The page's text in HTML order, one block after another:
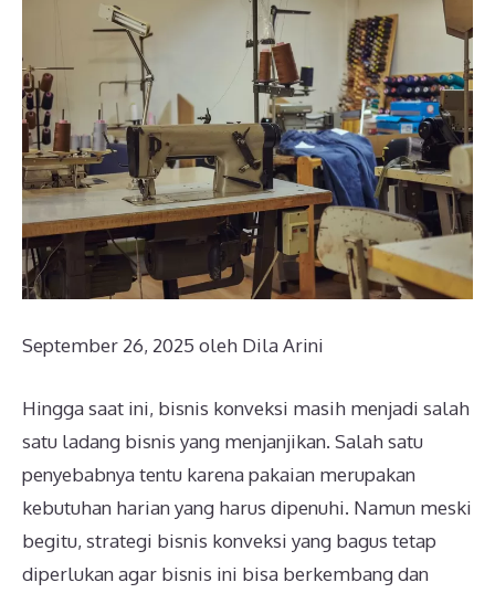
September 26, 2025 oleh Dila Arini
Hingga saat ini, bisnis konveksi masih menjadi salah
satu ladang bisnis yang menjanjikan. Salah satu
penyebabnya tentu karena pakaian merupakan
kebutuhan harian yang harus dipenuhi. Namun meski
begitu, strategi bisnis konveksi yang bagus tetap
diperlukan agar bisnis ini bisa berkembang dan